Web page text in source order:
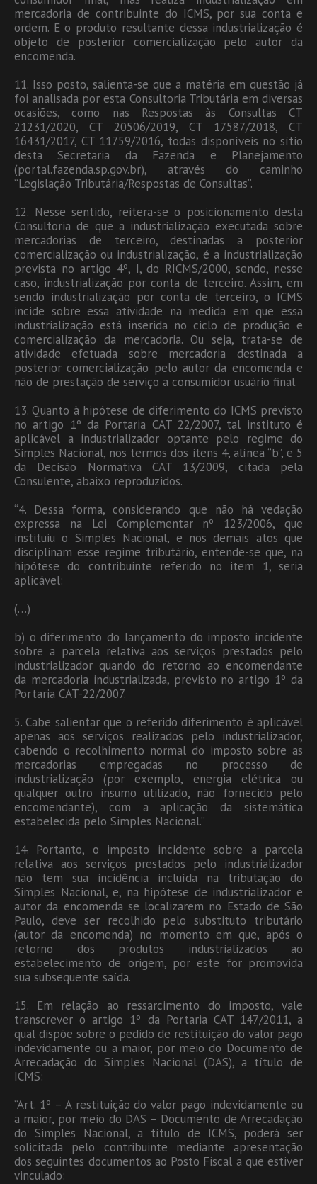
mercadoria de contribuinte do ICMS, por sua conta e
ordem. E o produto resultante dessa industrialização é
objeto de posterior comercialização pelo autor da
encomenda.
11. Isso posto, salienta-se que a matéria em questão já
foi analisada por esta Consultoria Tributária em diversas
ocasiões, como nas Respostas às Consultas CT
21231/2020, CT 20506/2019, CT 17587/2018, CT
16431/2017, CT 11759/2016, todas disponíveis no sítio
desta Secretaria da Fazenda e Planejamento
(portal.fazenda.sp.gov.br), através do caminho
“Legislação Tributária/Respostas de Consultas”.
12. Nesse sentido, reitera-se o posicionamento desta
Consultoria de que a industrialização executada sobre
mercadorias de terceiro, destinadas a posterior
comercialização ou industrialização, é a industrialização
prevista no artigo 4º, I, do RICMS/2000, sendo, nesse
caso, industrialização por conta de terceiro. Assim, em
sendo industrialização por conta de terceiro, o ICMS
incide sobre essa atividade na medida em que essa
industrialização está inserida no ciclo de produção e
comercialização da mercadoria. Ou seja, trata-se de
atividade efetuada sobre mercadoria destinada a
posterior comercialização pelo autor da encomenda e
não de prestação de serviço a consumidor usuário final.
13. Quanto à hipótese de diferimento do ICMS previsto
no artigo 1º da Portaria CAT 22/2007, tal instituto é
aplicável a industrializador optante pelo regime do
Simples Nacional, nos termos dos itens 4, alínea “b”, e 5
da Decisão Normativa CAT 13/2009, citada pela
Consulente, abaixo reproduzidos.
“4. Dessa forma, considerando que não há vedação
expressa na Lei Complementar nº 123/2006, que
instituiu o Simples Nacional, e nos demais atos que
disciplinam esse regime tributário, entende-se que, na
hipótese do contribuinte referido no item 1, seria
aplicável:
(…)
b) o diferimento do lançamento do imposto incidente
sobre a parcela relativa aos serviços prestados pelo
industrializador quando do retorno ao encomendante
da mercadoria industrializada, previsto no artigo 1º da
Portaria CAT-22/2007.
5. Cabe salientar que o referido diferimento é aplicável
apenas aos serviços realizados pelo industrializador,
cabendo o recolhimento normal do imposto sobre as
mercadorias empregadas no processo de
industrialização (por exemplo, energia elétrica ou
qualquer outro insumo utilizado, não fornecido pelo
encomendante), com a aplicação da sistemática
estabelecida pelo Simples Nacional.”
14. Portanto, o imposto incidente sobre a parcela
relativa aos serviços prestados pelo industrializador
não tem sua incidência incluída na tributação do
Simples Nacional, e, na hipótese de industrializador e
autor da encomenda se localizarem no Estado de São
Paulo, deve ser recolhido pelo substituto tributário
(autor da encomenda) no momento em que, após o
retorno dos produtos industrializados ao
estabelecimento de origem, por este for promovida
sua subsequente saída.
15. Em relação ao ressarcimento do imposto, vale
transcrever o artigo 1º da Portaria CAT 147/2011, a
qual dispõe sobre o pedido de restituição do valor pago
indevidamente ou a maior, por meio do Documento de
Arrecadação do Simples Nacional (DAS), a título de
ICMS:
“Art. 1º – A restituição do valor pago indevidamente ou
a maior, por meio do DAS – Documento de Arrecadação
do Simples Nacional, a título de ICMS, poderá ser
solicitada pelo contribuinte mediante apresentação
dos seguintes documentos ao Posto Fiscal a que estiver
vinculado: